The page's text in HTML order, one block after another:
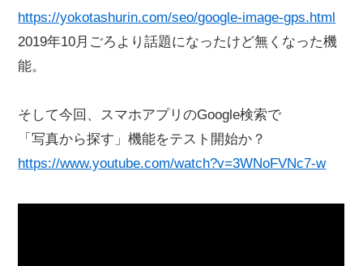
https://yokotashurin.com/seo/google-image-gps.html
2019年10月ごろより話題になったけど無くなった機
能。
そして今回、スマホアプリのGoogle検索で
「写真から探す」機能をテスト開始か？
https://www.youtube.com/watch?v=3WNoFVNc7-w